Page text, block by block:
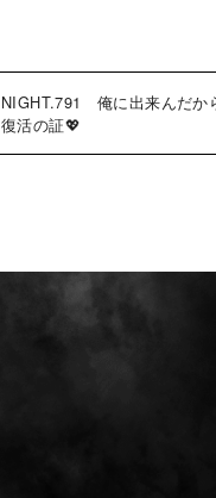
NIGHT.791 俺に出来んだか
復活の証💖